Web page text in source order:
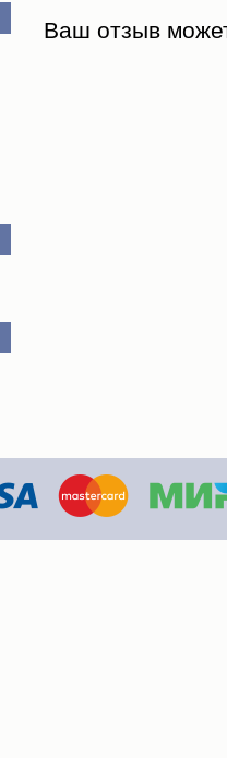
Ваш отзыв